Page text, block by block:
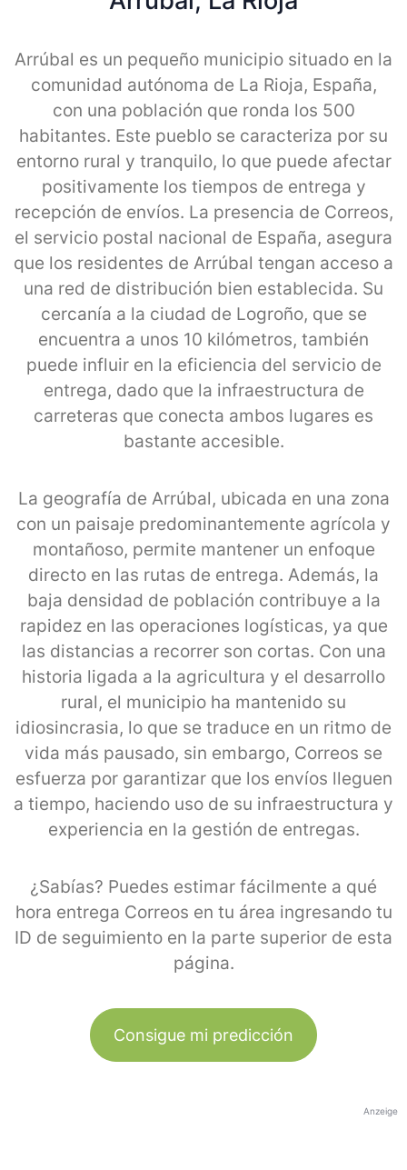
Arrúbal es un pequeño municipio situado en la
comunidad autónoma de La Rioja, España,
con una población que ronda los 500
habitantes. Este pueblo se caracteriza por su
entorno rural y tranquilo, lo que puede afectar
positivamente los tiempos de entrega y
recepción de envíos. La presencia de Correos,
el servicio postal nacional de España, asegura
que los residentes de Arrúbal tengan acceso a
una red de distribución bien establecida. Su
cercanía a la ciudad de Logroño, que se
encuentra a unos 10 kilómetros, también
puede influir en la eficiencia del servicio de
entrega, dado que la infraestructura de
carreteras que conecta ambos lugares es
bastante accesible.
La geografía de Arrúbal, ubicada en una zona
con un paisaje predominantemente agrícola y
montañoso, permite mantener un enfoque
directo en las rutas de entrega. Además, la
baja densidad de población contribuye a la
rapidez en las operaciones logísticas, ya que
las distancias a recorrer son cortas. Con una
historia ligada a la agricultura y el desarrollo
rural, el municipio ha mantenido su
idiosincrasia, lo que se traduce en un ritmo de
vida más pausado, sin embargo, Correos se
esfuerza por garantizar que los envíos lleguen
a tiempo, haciendo uso de su infraestructura y
experiencia en la gestión de entregas.
¿Sabías? Puedes estimar fácilmente a qué
hora entrega Correos en tu área ingresando tu
ID de seguimiento en la parte superior de esta
página.
Consigue mi predicción
Anzeige